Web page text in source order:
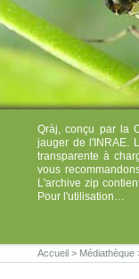
Qràj, conçu par la
jauger de l'INRAE.
transparente à
vous
L'archive zip
Pour l'utilisation…
Accueil > Médiathèque